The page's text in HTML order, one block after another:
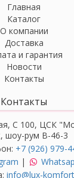
Главная
Каталог
О компании
Доставка
и гарантия
Новости
Контакты
Контакты
С 100, ЦСК
шоу-рум В-46-3
+7 (926) 979-
|
info@lux-